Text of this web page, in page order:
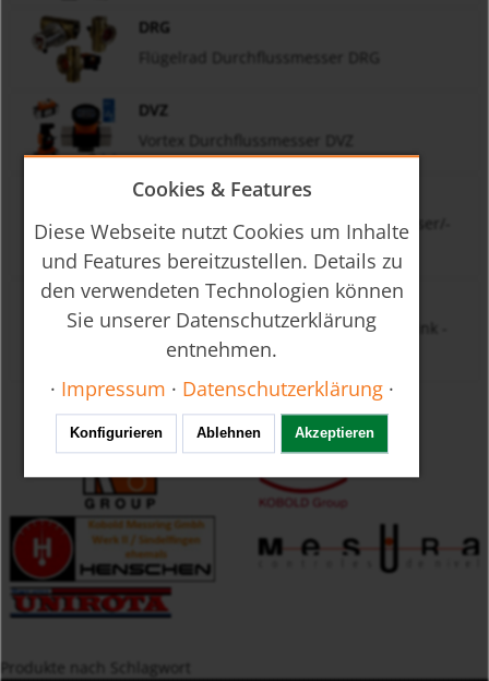
DRG
Flügelrad Durchflussmesser DRG
DVZ
Vortex Durchflussmesser DVZ
MIK
Magnetisch-Induktiver Durchflussmesser/-
DUK
Ultraschall Durchflussmesser mit IO-Link -
Inline - DUK
Produkte nach Schlagwort
Cookies & Features
Diese Webseite nutzt Cookies um Inhalte
und Features bereitzustellen. Details zu
den verwendeten Technologien können
Sie unserer Datenschutzerklärung
entnehmen.
· Impressum · Datenschutzerklärung·
Konfigurieren Ablehnen Akzeptieren